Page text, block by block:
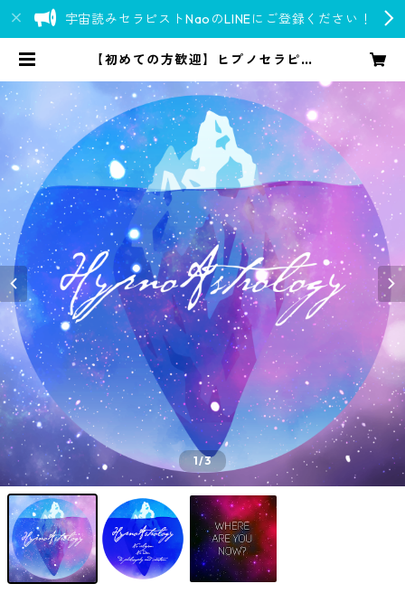
宇宙読みセラピストNaoのLINEにご登録ください！
【初めての方歓迎】ヒプノセラピー
ver 777
1/3